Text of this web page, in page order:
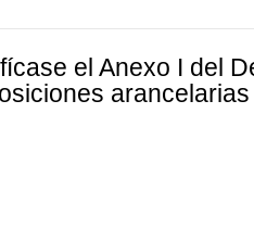
el Anexo I del